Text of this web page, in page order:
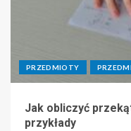
PRZEDMIOTY
Jak obliczyć
przykłady